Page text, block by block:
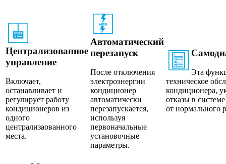
Централизованное
управление
Включает,
останавливает и
регулирует работу
кондиционеров из
одного
централизаованного
места.
Автоматический
перезапуск
После отключения
электроэнергии
кондиционер
автоматически
перезапускается,
используя
первоначальные
установочные
параметры.
Эта
техническое
кондиционера,
отказы в
от нормального